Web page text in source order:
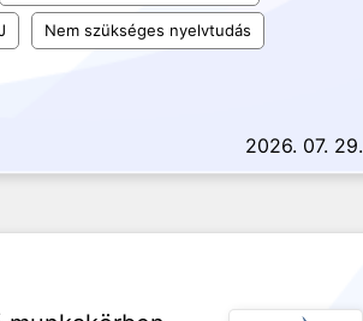
Nem szükséges nyelvtudás
2026. 07. 29.